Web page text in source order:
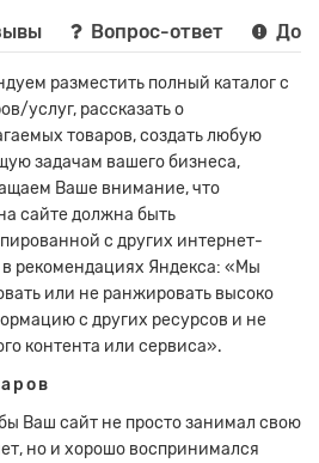
Вопрос-ответ
разместить полный каталог с
услуг, рассказать о
товаров, создать любую
задачам вашего бизнеса,
Ваше внимание, что
сайте должна быть
с других интернет-
в рекомендациях Яндекса: «Мы
или не ранжировать высоко
с других ресурсов и не
контента или сервиса».
Ваш сайт не просто занимал свою
но и хорошо воспринимался